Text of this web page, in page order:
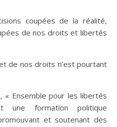
coupées de la réalité,
de nos droits et libertés
de nos droits n’est pourtant
« Ensemble pour les libertés
formation politique
et soutenant des